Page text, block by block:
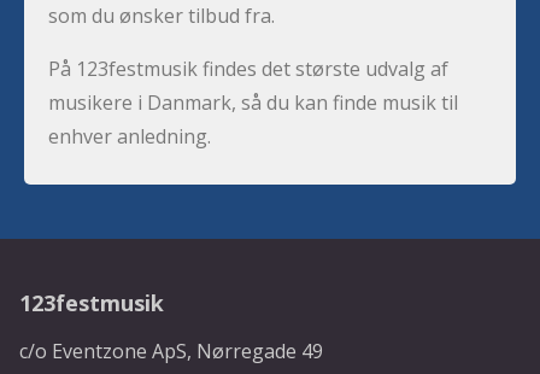
som du ønsker tilbud fra.
På 123festmusik findes det største udvalg af
musikere i Danmark, så du kan finde musik til
enhver anledning.
123festmusik
c/o Eventzone ApS, Nørregade 49